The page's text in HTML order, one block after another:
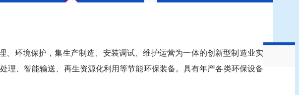
、环境保护，集生产制造、安装调试、维护运营为一体的创新型制造业实
理、智能输送、再生资源化利用等节能环保装备。具有年产各类环保设备